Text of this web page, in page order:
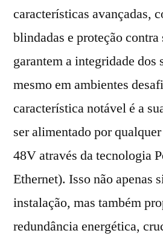
características avançadas,
blindadas e proteção
garantem a integridade dos
mesmo em ambientes
característica notável é a
ser alimentado por
48V através da tecnologia
Ethernet). Isso não apenas
instalação, mas também
redundância energética,